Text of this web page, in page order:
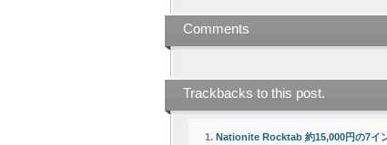
Comments
Trackbacks to this post.
Nationite Rocktab 約15,000円の7イ